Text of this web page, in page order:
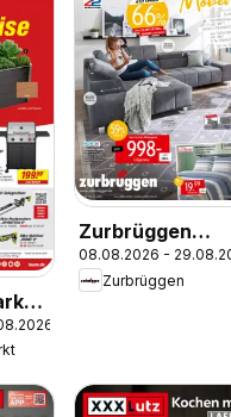
Zurbrüggen
Mitnahme
08.08.2026 -
Zurbrüggen